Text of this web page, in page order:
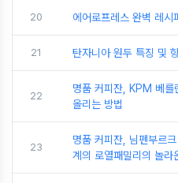
20 에어로프레스 완벽 레
21 탄자니아 원두 특징 및
22
명품 커피잔, KPM 베를
올리는 방법
23
명품 커피잔, 님펜부르
계의 로열패밀리의 놀라